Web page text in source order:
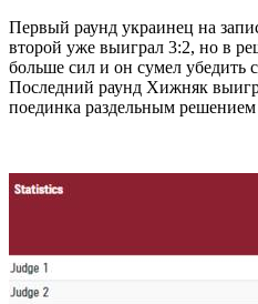
Первый раунд украинец на
второй уже выиграл 3:2, но в
больше сил и он сумел убедить
Последний раунд Хижняк
поединка раздельным решением